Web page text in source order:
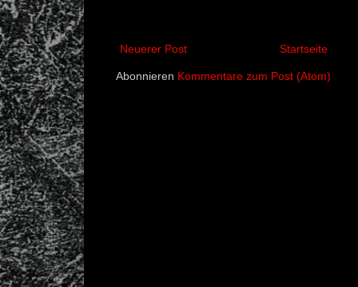
Neuerer Post Startseite
Abonnieren Kommentare zum Post (Atom)